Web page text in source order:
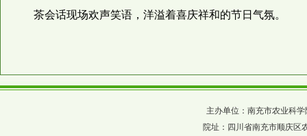
茶会话现场欢声笑语，洋溢着喜庆祥和的节日气氛。
主办单位：南充市农业科
院址：四川省南充市顺庆